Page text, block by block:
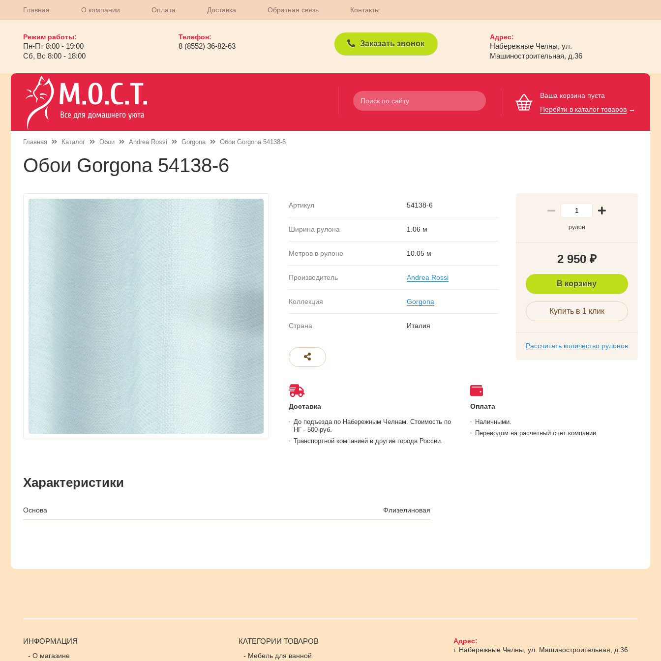
Главная О компании Оплата Доставка Обратная связь Контакты
Режим работы:
Пн-Пт 8:00 - 19:00
Сб, Вс 8:00 - 18:00
Телефон:
8 (8552) 36-82-63 Заказать звонок
Адрес:
Набережные Челны, ул.
Машиностроительная, д.36
Ваша корзина пуста
Перейти в каталог товаров →
Главная Каталог Обои Andrea Rossi Gorgona Обои Gorgona 54138-6
Обои Gorgona 54138-6
рулон
2 950₽
В корзину
Купить в 1 клик
Рассчитать количество рулонов
Артикул 54138-6
Ширина рулона 1.06 м
Метров в рулоне 10.05 м
Производитель Andrea Rossi
Коллекция Gorgona
Страна Италия
Доставка
До подъезда по Набережным Челнам. Стоимость по
НГ - 500 руб.
Транспортной компанией в другие города России.
Оплата
Наличными.
Переводом на расчетный счет компании.
Характеристики
Основа Флизелиновая
ИНФОРМАЦИЯ
- О магазине
КАТЕГОРИИ ТОВАРОВ
- Мебель для ванной
Адрес:
г. Набережные Челны ул. Машиностроительная, д.36